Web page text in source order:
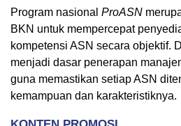
Program nasional ProASN
BKN untuk mempercepat
kompetensi ASN secara objektif.
menjadi dasar penerapan
guna memastikan setiap ASN
kemampuan dan karakteristiknya.